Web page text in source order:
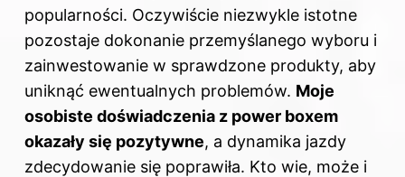
popularności. Oczywiście niezwykle istotne
pozostaje dokonanie przemyślanego wyboru i
zainwestowanie w sprawdzone produkty, aby
uniknąć ewentualnych problemów. Moje
osobiste doświadczenia z power boxem
okazały się pozytywne, a dynamika jazdy
zdecydowanie się poprawiła. Kto wie, może i